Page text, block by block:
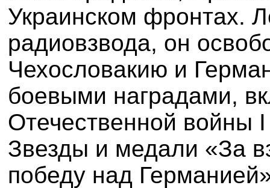
Украинском фронтах.
радиовзвода, он
Чехословакию и
боевыми наградами,
Отечественной войны
Звезды и медали «За
победу над